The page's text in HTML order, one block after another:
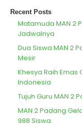
Recent Posts
Matamuda MAN 2
Jadwalnya
Dua Siswa MAN 2
Mesir
Khesya Raih Emas
Indonesia
Tujuh Guru MAN 2
MAN 2 Padang
988 Siswa